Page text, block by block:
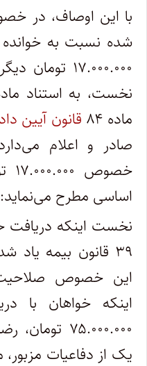
شده نسبت به
۱۷.۰۰۰.۰۰۰
ماده ۸۴
قانون آیین
صادر و اعلام
اساسی مطرح می‌نماید:
نخست اینکه دریافت
۳۹ قانون بیمه یاد
این خصوص
اینکه خواهان با
۷۵.۰۰۰.۰۰۰
یک از دفاعیات